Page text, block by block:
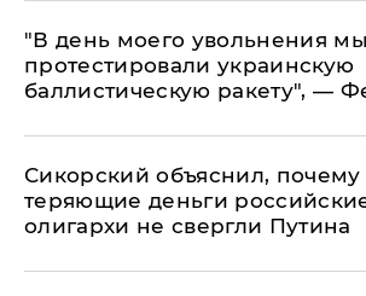
​"В день моего увольнения
протестировали украинскую
баллистическую ракету", —
Сикорский объяснил, почему
теряющие деньги
олигархи не свергли Путина